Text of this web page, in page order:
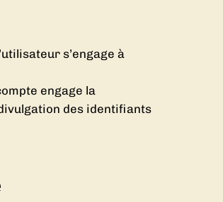
s’engage à
engage la
des identifiants